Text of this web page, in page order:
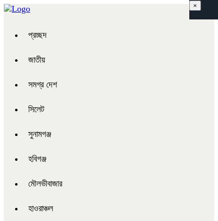
প্রচ্ছদ
জাতীয়
সমগ্র দেশ
সিলেট
সুনামগঞ্জ
হবিগঞ্জ
মৌলভীবাজার
হাওরাঞ্চল
×